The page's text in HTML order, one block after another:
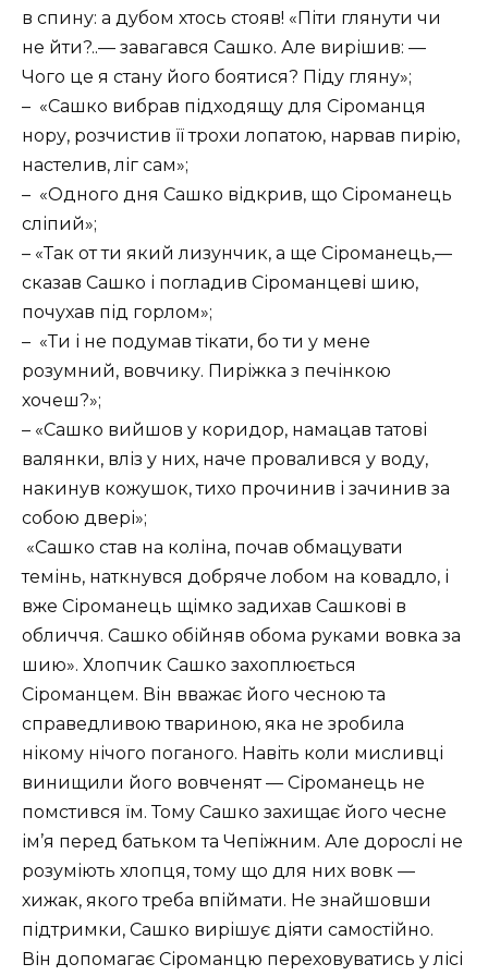
в спину: а дубом хтось стояв! «Піти глянути чи
не йти?..— завагався Сашко. Але вирішив: —
Чого це я стану його боятися? Піду гляну»;
– «Сашко вибрав підходящу для Сіроманця
нору, розчистив її трохи лопатою, нарвав пирію,
настелив, ліг сам»;
– «Одного дня Сашко відкрив, що Сіроманець
сліпий»;
– «Так от ти який лизунчик, а ще Сіроманець,—
сказав Сашко і погладив Сіроманцеві шию,
почухав під горлом»;
– «Ти і не подумав тікати, бо ти у мене
розумний, вовчику. Пиріжка з печінкою
хочеш?»;
– «Сашко вийшов у коридор, намацав татові
валянки, вліз у них, наче провалився у воду,
накинув кожушок, тихо прочинив і зачинив за
собою двері»;
«Сашко став на коліна, почав обмацувати
темінь, наткнувся добряче лобом на ковадло, і
вже Сіроманець щімко задихав Сашкові в
обличчя. Сашко обійняв обома руками вовка за
шию». Хлопчик Сашко захоплюється
Сіроманцем. Він вважає його чесною та
справедливою твариною, яка не зробила
нікому нічого поганого. Навіть коли мисливці
винищили його вовченят — Сіроманець не
помстився їм. Тому Сашко захищає його чесне
ім’я перед батьком та Чепіжним. Але дорослі не
розуміють хлопця, тому що для них вовк —
хижак, якого треба впіймати. Не знайшовши
підтримки, Сашко вирішує діяти самостійно.
Він допомагає Сіроманцю переховуватись у лісі